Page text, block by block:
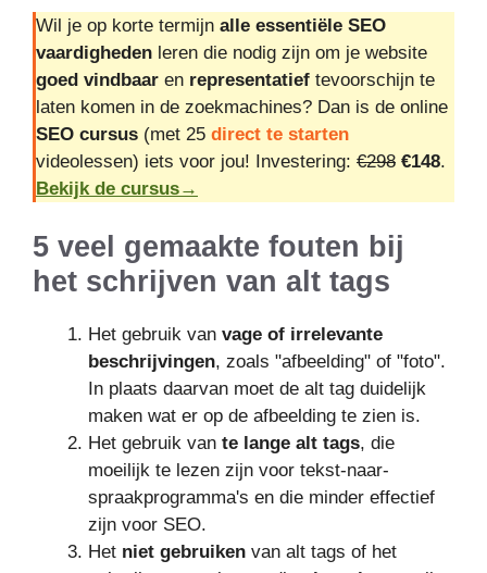
Wil je op korte termijn alle essentiële SEO
vaardigheden leren die nodig zijn om je website
goed vindbaar en representatief tevoorschijn te
laten komen in de zoekmachines? Dan is de online
SEO cursus (met 25 direct te starten
videolessen) iets voor jou! Investering: €298 €148.
Bekijk de cursus→
5 veel gemaakte fouten bij
het schrijven van alt tags
Het gebruik van vage of irrelevante
beschrijvingen, zoals "afbeelding" of "foto".
In plaats daarvan moet de alt tag duidelijk
maken wat er op de afbeelding te zien is.
Het gebruik van te lange alt tags, die
moeilijk te lezen zijn voor tekst-naar-
spraakprogramma's en die minder effectief
zijn voor SEO.
Het niet gebruiken van alt tags of het